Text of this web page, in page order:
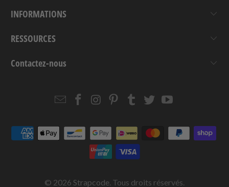
INFORMATIONS
RESSOURCES
Contactez-nous
EmailStrapcode
Facebook
Strapcode
Instagram
Strapcode
Pinterest
Strapcode
Tumblr
Strapcode
TwitterYouTube
© 2026 Strapcode . Tous droits réservés.